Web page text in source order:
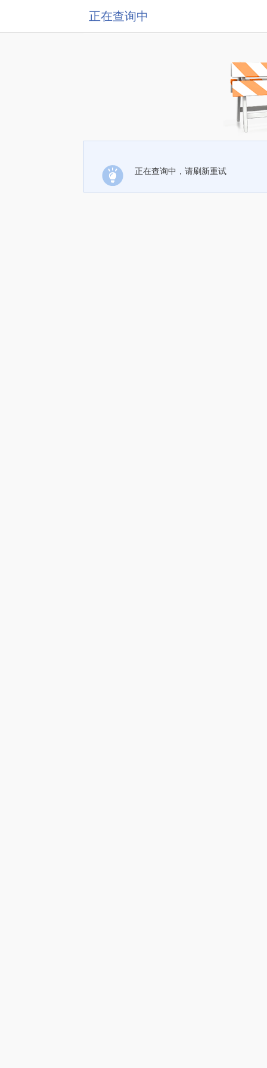
正在查询中
正在查询中，请刷新重试